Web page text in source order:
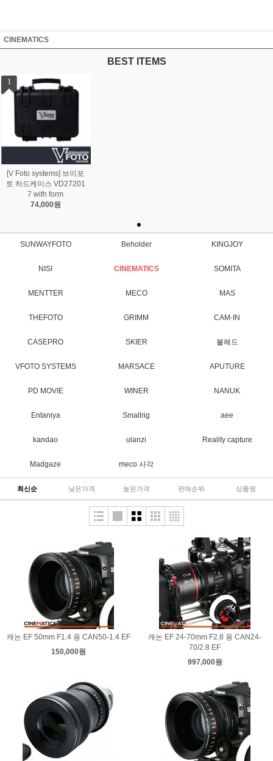
CINEMATICS
BEST ITEMS
1
[V Foto systems] 브이포
토 하드케이스 VD27201
7 with form
74,000원
SUNWAYFOTO Beholder KINGJOY
NISI CINEMATICS SOMITA
MENTTER MECO MAS
THEFOTO GRIMM CAM-IN
CASEPRO SKIER 볼헤드
VFOTO SYSTEMS MARSACE APUTURE
PD MOVIE WINER NANUK
Entaniya Smallrig aee
kandao ulanzi Reality capture
Madgaze meco 사각
최신순 낮은가격 높은가격 판매순위 상품명
캐논 EF 50mm F1.4 용 CAN50-1.4 EF
150,000원
캐논 EF 24-70mm F2.8 용 CAN24-
70/2.8 EF
997,000원